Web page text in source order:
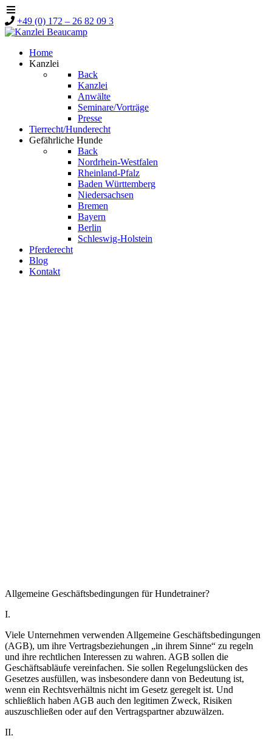
+49 (0) 172 – 26 82 09 3
Home
Kanzlei
Back
Kanzlei
Anwälte
Seminare/Vorträge
Presse
Tierrecht/Hunderecht
Gefährliche Hunde
Back
Nordrhein-Westfalen
Rheinland-Pfalz
Baden Württemberg
Niedersachsen
Bremen
Bayern
Berlin
Schleswig-Holstein
Pferderecht
Blog
Kontakt
Allgemeine Geschäftsbedingungen für Hundetrainer?
I.
Viele Unternehmen verwenden Allgemeine Geschäftsbedingungen
(AGB), um ihre Vertragsbeziehungen „in ihrem Sinne“ zu regeln
und ihre rechtlichen Interessen zu wahren. AGB sollen die
Geschäftsabläufe vereinfachen. Sie sollen Regelungslücken des
Gesetzes ausfüllen, was insbesondere dann von Bedeutung ist,
wenn ein Rechtsverhältnis nicht im Gesetz geregelt ist. Und
schließlich haben AGB auch den legitimen Zweck, Risiken
auszuschließen oder auf den Vertragspartner abzuwälzen.
II.